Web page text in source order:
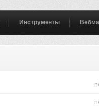
Инструменты